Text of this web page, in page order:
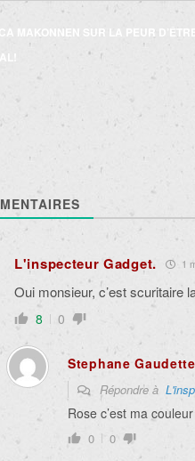
MAKONNEN SUR LA PEUR D’ÊTRE
L'inspecteur Gadget. 1
Oui monsieur, c’est scuritaire
8 0
Stephane Gaudette
Répondre à
Rose c’est ma
0 0